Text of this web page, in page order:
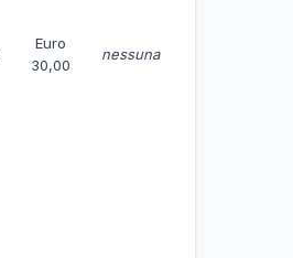
Euro
30,00
nessuna